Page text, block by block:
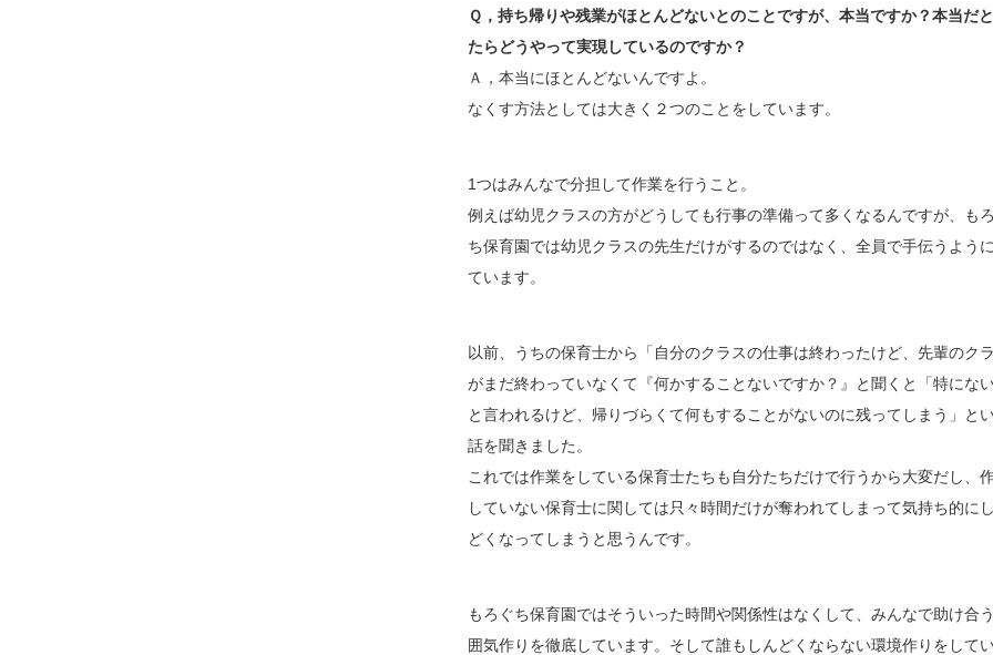
Ｑ，持ち帰りや残業がほとんどないとのことですが、本当ですか？本当だ
たらどうやって実現しているのですか？
Ａ，本当にほとんどないんですよ。
なくす方法としては大きく２つのことをしています。
1つはみんなで分担して作業を行うこと。
例えば幼児クラスの方がどうしても行事の準備って多くなるんですが、も
ち保育園では幼児クラスの先生だけがするのではなく、全員で手伝うよう
ています。
以前、うちの保育士から「自分のクラスの仕事は終わったけど、先輩のク
がまだ終わっていなくて『何かすることないですか？』と聞くと「特にな
と言われるけど、帰りづらくて何もすることがないのに残ってしまう」と
話を聞きました。
これでは作業をしている保育士たちも自分たちだけで行うから大変だし、
していない保育士に関しては只々時間だけが奪われてしまって気持ち的に
どくなってしまうと思うんです。
もろぐち保育園ではそういった時間や関係性はなくして、みんなで助け合
囲気作りを徹底しています。そして誰もしんどくならない環境作りをして